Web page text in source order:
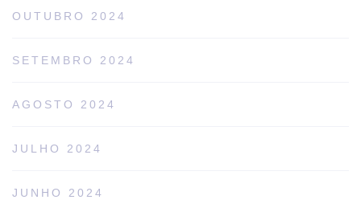
OUTUBRO 2024
SETEMBRO 2024
AGOSTO 2024
JULHO 2024
JUNHO 2024